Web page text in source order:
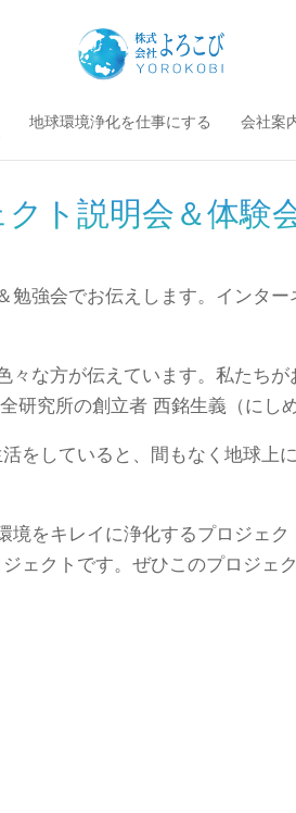
地球環境浄化を仕事にする 会社案
ト説明会＆体験
勉強会でお伝えします。インタ
々な方が伝えています。私たち
研究所の創立者 西銘生義（にし
をしていると、間もなく地球上
境をキレイに浄化するプロジェ
ェクトです。ぜひこのプロジェ